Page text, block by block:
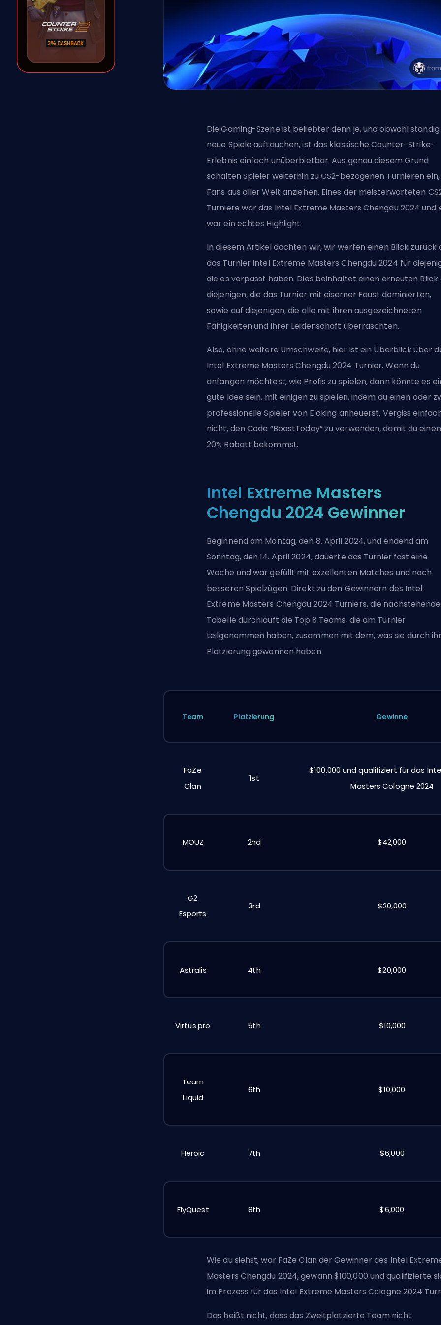
Die Gaming-Szene ist beliebter denn je, und obwohl ständig
neue Spiele auftauchen, ist das klassische Counter-Strike-
Erlebnis einfach unüberbietbar. Aus genau diesem Grund
schalten Spieler weiterhin zu CS2-bezogenen Turnieren
Fans aus aller Welt anziehen. Eines der meisterwarteten
Turniere war das Intel Extreme Masters Chengdu 2024 und
war ein echtes Highlight.
In diesem Artikel dachten wir, wir werfen einen Blick zurück
das Turnier Intel Extreme Masters Chengdu 2024 für
die es verpasst haben. Dies beinhaltet einen erneuten Blick
diejenigen, die das Turnier mit eiserner Faust dominierten,
sowie auf diejenigen, die alle mit ihren ausgezeichneten
Fähigkeiten und ihrer Leidenschaft überraschten.
Also, ohne weitere Umschweife, hier ist ein Überblick über
Intel Extreme Masters Chengdu 2024 Turnier. Wenn du
anfangen möchtest, wie Profis zu spielen, dann könnte es
gute Idee sein, mit einigen zu spielen, indem du einen oder
professionelle Spieler von Eloking anheuerst. Vergiss
nicht, den Code “BoostToday” zu verwenden, damit du einen
20% Rabatt bekommst.
Intel Extreme Masters
Chengdu 2024 Gewinner
Beginnend am Montag, den 8. April 2024, und endend am
Sonntag, den 14. April 2024, dauerte das Turnier fast eine
Woche und war gefüllt mit exzellenten Matches und noch
besseren Spielzügen. Direkt zu den Gewinnern des Intel
Extreme Masters Chengdu 2024 Turniers, die nachstehende
Tabelle durchläuft die Top 8 Teams, die am Turnier
teilgenommen haben, zusammen mit dem, was sie durch
Platzierung gewonnen haben.
Team Platzierung Gewinne
FaZe
Clan
1st
$100,000 und qualifiziert für das
Masters Cologne 2024
MOUZ 2nd $42,000
G2
Esports
3rd $20,000
Astralis 4th $20,000
Virtus.pro 5th $10,000
Team
Liquid
6th $10,000
Heroic 7th $6,000
FlyQuest 8th $6,000
Wie du siehst, war FaZe Clan der Gewinner des Intel
Masters Chengdu 2024, gewann $100,000 und qualifizierte
im Prozess für das Intel Extreme Masters Cologne 2024
Das heißt nicht, dass das Zweitplatzierte Team nicht